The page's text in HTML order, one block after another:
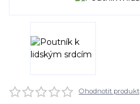
Ohodnotit produkt